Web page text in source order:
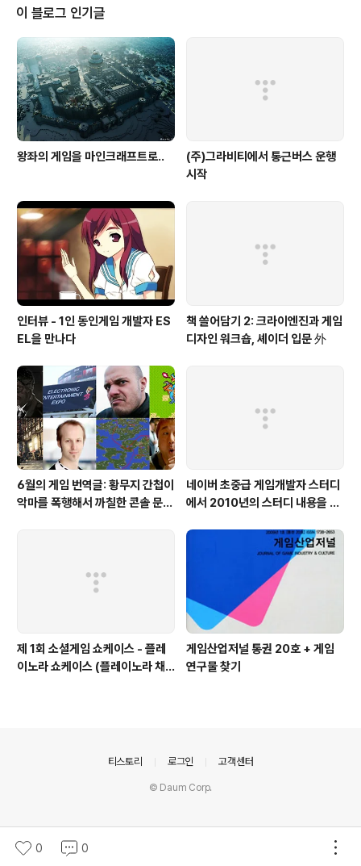
간일 순서입니다.) ☞ 그 동안의 책 쓸어담기 보기 거침없
이 배우는 Unity 3D / 미야가와 요시유키, 무토 다이스케
지음 / 남종환 옮김 / 지앤선 윈도우, 맥, 스마트폰, 게임기
등에서 플레이할 수 있는 3D 게임을 개발하는 방법을 단계
별로 설명하는 책. 3D Scene의 구성 방법이나 스크립트
의 ..
이 블로그 인기글
왕좌의 게임을 마인크래프트로..
(주)그라비티에서 통근버스 운행
시작
인터뷰 - 1인 동인게임 개발자 ES
EL을 만나다
책 쓸어담기 2: 크라이엔진과 게임
디자인 워크숍, 셰이더 입문 外
6월의 게임 번역글: 황무지 간첩이
악마를 폭행해서 까칠한 콘솔 문명
네이버 초중급 게임개발자 스터디
에서 2010년의 스터디 내용을 공
제 1회 소셜게임 쇼케이스 - 플레
이노라 쇼케이스 (플레이노라 채
게임산업저널 통권 20호 + 게임
연구물 찾기
0 0
티스토리 로그인 고객센터
© Daum Corp.